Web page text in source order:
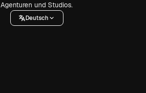
Agenturen und Studios.
Deutsch